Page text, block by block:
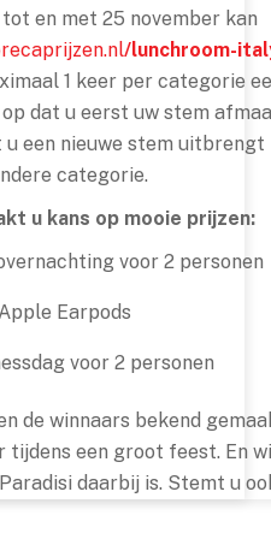
en met 25 november kan
/lunchroom-
1 keer per categorie
dat u eerst uw stem
een nieuwe stem uitbrengt
categorie.
u kans op mooie prijzen:
voor 2 personen
Earpods
voor 2 personen
de winnaars bekend
tijdens een groot feest. En
daarbij is. Stemt u